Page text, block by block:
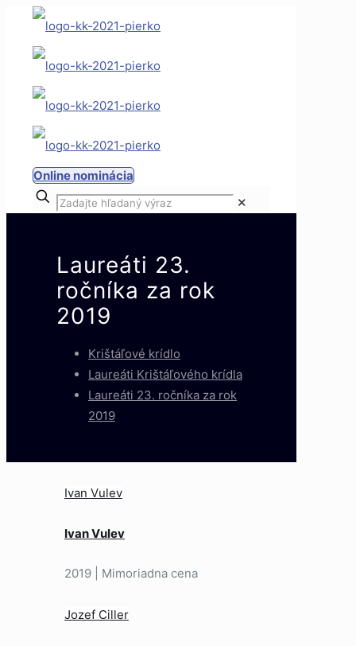
Online nominácia
✕
Laureáti 23.
ročníka za rok
2019
Krištáľové krídlo
Laureáti Krištáľového krídla
Laureáti 23. ročníka za rok
2019
Ivan Vulev
Ivan Vulev
2019 | Mimoriadna cena
Jozef Ciller